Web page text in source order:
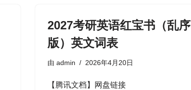
2027考研英语红宝书（乱序
版）英文词表
由 admin 2026年4月20日
【腾讯文档】网盘链接